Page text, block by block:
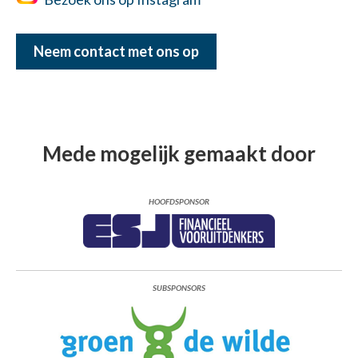
Neem contact met ons op
Mede mogelijk gemaakt door